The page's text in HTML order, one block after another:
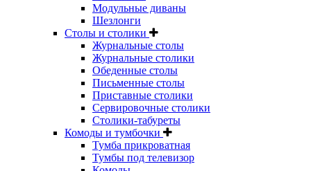
Модульные диваны
Шезлонги
Столы и столики
Журнальные столы
Журнальные столики
Обеденные столы
Письменные столы
Приставные столики
Сервировочные столики
Столики-табуреты
Комоды и тумбочки
Тумба прикроватная
Тумбы под телевизор